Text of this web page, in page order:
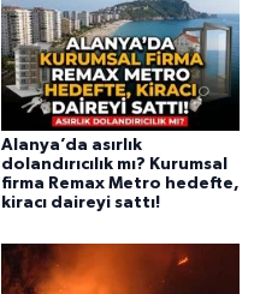
Alanya’da asırlık
dolandırıcılık mı? Kurumsal
firma Remax Metro hedefte,
kiracı daireyi sattı!